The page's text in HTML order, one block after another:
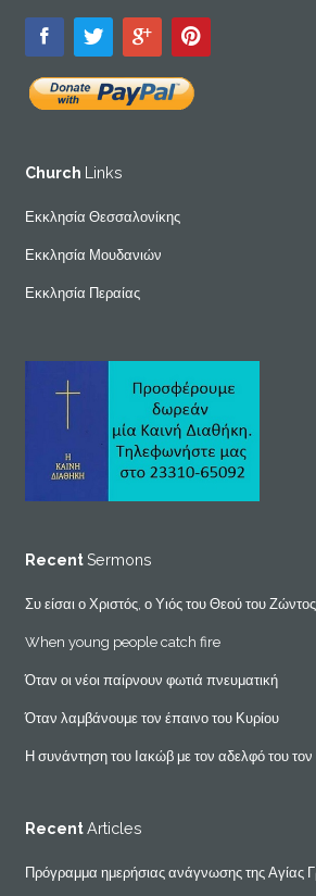
Church Links
Εκκλησία Θεσσαλονίκης
Εκκλησία Μουδανιών
Εκκλησία Περαίας
RecentSermons
Συ είσαι ο Χριστός, ο Υιός του Θεού του Ζώντος
When young people catch fire
Όταν οι νέοι παίρνουν φωτιά πνευματική
Όταν λαμβάνουμε τον έπαινο του Κυρίου
Η συνάντηση του Ιακώβ με τον αδελφό του
RecentArticles
Πρόγραμμα ημερήσιας ανάγνωσης της Αγίας